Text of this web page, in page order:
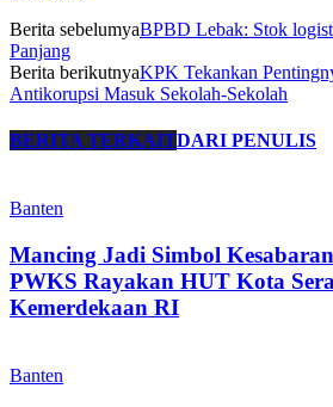
Berita sebelumyaBPBD Lebak: Stok
Panjang
Berita berikutnyaKPK Tekankan
Antikorupsi Masuk Sekolah-Sekolah
BERITA TERKAITDARI PENULIS
Banten
Mancing Jadi Simbol
PWKS Rayakan HUT Kota
Kemerdekaan RI
Banten